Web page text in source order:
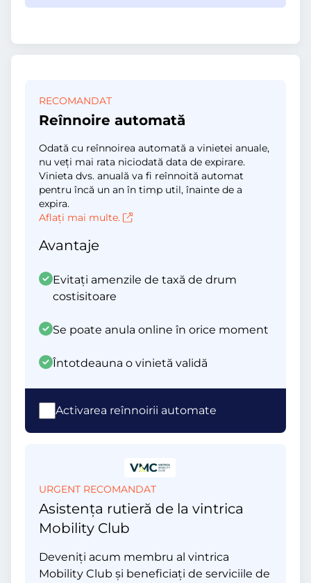
RECOMANDAT
Reînnoire automată
Odată cu reînnoirea automată a vinietei anuale,
nu veți mai rata niciodată data de expirare.
Vinieta dvs. anuală va fi reînnoită automat
pentru încă un an în timp util, înainte de a
expira.
Aflați mai multe.
Avantaje
Evitați amenzile de taxă de drum
costisitoare
Se poate anula online în orice moment
Întotdeauna o vinietă validă
Activarea reînnoirii automate
URGENT RECOMANDAT
Asistența rutieră de la vintrica
Mobility Club
Deveniți acum membru al vintrica
Mobility Club și beneficiați de serviciile de